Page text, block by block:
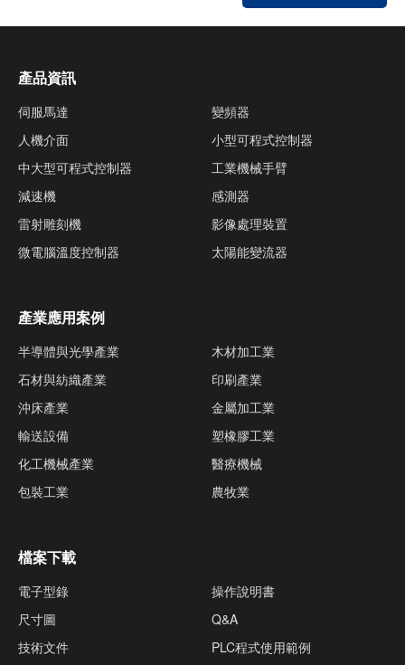
產品資訊
伺服馬達
變頻器
人機介面
小型可程式控制器
中大型可程式控制器
工業機械手臂
減速機
感測器
雷射雕刻機
影像處理裝置
微電腦溫度控制器
太陽能變流器
產業應用案例
半導體與光學產業
木材加工業
石材與紡織產業
印刷產業
沖床產業
金屬加工業
輸送設備
塑橡膠工業
化工機械產業
醫療機械
包裝工業
農牧業
檔案下載
電子型錄
操作說明書
尺寸圖
Q&A
技術文件
PLC程式使用範例